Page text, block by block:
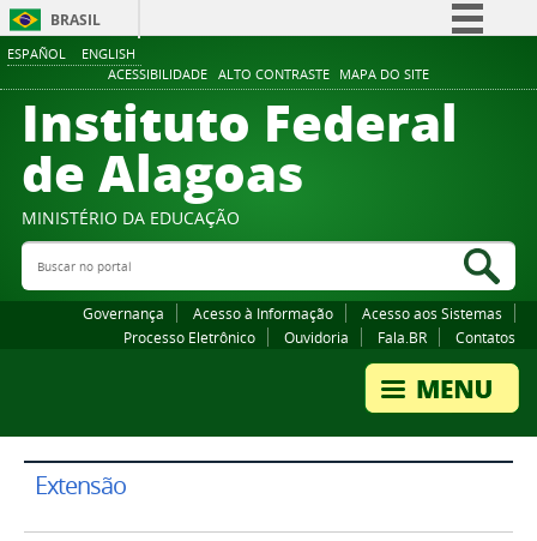
ESPAÑOL ENGLISH
ACESSIBILIDADE ALTO CONTRASTE MAPA DO SITE
BRASIL
Comunica BR
Participe
Canais
Instituto Federal
de Alagoas
MINISTÉRIO DA EDUCAÇÃO
Buscar no portal
Governança Acesso à Informação
Acesso aos Sistemas
Processo Eletrônico
Ouvidoria Fala.BR Contatos
Extensão